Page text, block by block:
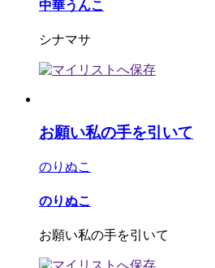
中華うんこ
シナマサ
お願い私の手を引いて
のりぬこ
のりぬこ
お願い私の手を引いて